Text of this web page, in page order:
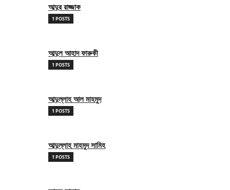
আব্দুর রাজ্জাক
1 POSTS
আব্দুল আহাদ ফারুকী
1 POSTS
আব্দুল্লাহ আল মাহমুদ
1 POSTS
আব্দুল্লাহ মাহমুদ সামিহ
1 POSTS